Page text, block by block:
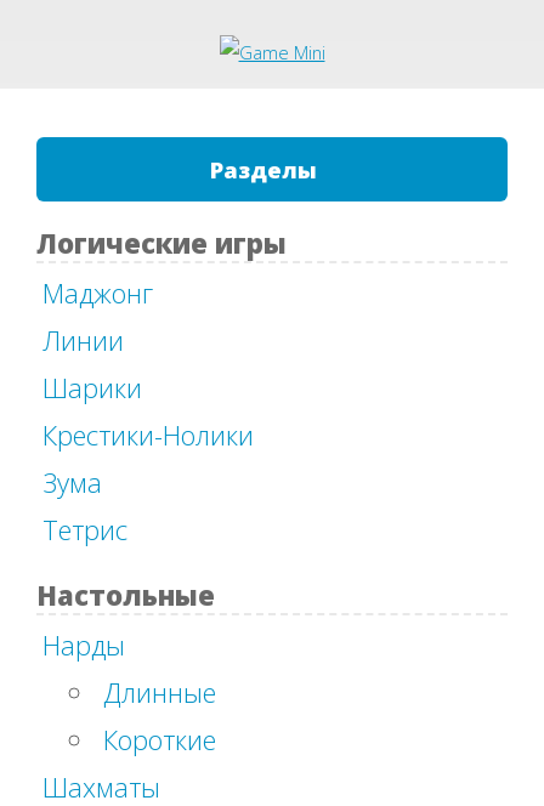
Разделы
Логические игры
Маджонг
Линии
Шарики
Крестики-Нолики
Зума
Тетрис
Настольные
Нарды
Длинные
Короткие
Шахматы